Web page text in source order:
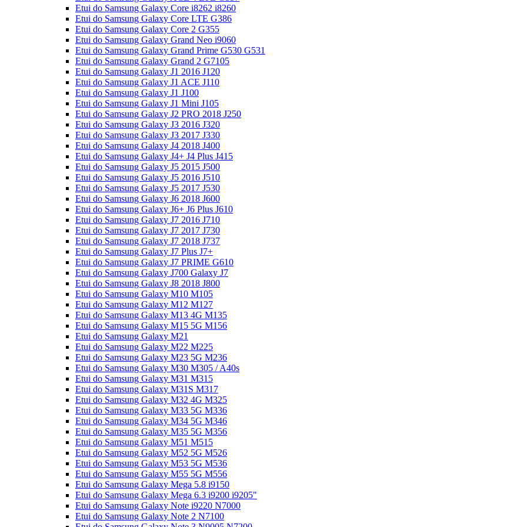
Etui do Samsung Galaxy Core i8262 i8260
Etui do Samsung Galaxy Core LTE G386
Etui do Samsung Galaxy Core 2 G355
Etui do Samsung Galaxy Grand Neo i9060
Etui do Samsung Galaxy Grand Prime G530 G531
Etui do Samsung Galaxy Grand 2 G7105
Etui do Samsung Galaxy J1 2016 J120
Etui do Samsung Galaxy J1 ACE J110
Etui do Samsung Galaxy J1 J100
Etui do Samsung Galaxy J1 Mini J105
Etui do Samsung Galaxy J2 PRO 2018 J250
Etui do Samsung Galaxy J3 2016 J320
Etui do Samsung Galaxy J3 2017 J330
Etui do Samsung Galaxy J4 2018 J400
Etui do Samsung Galaxy J4+ J4 Plus J415
Etui do Samsung Galaxy J5 2015 J500
Etui do Samsung Galaxy J5 2016 J510
Etui do Samsung Galaxy J5 2017 J530
Etui do Samsung Galaxy J6 2018 J600
Etui do Samsung Galaxy J6+ J6 Plus J610
Etui do Samsung Galaxy J7 2016 J710
Etui do Samsung Galaxy J7 2017 J730
Etui do Samsung Galaxy J7 2018 J737
Etui do Samsung Galaxy J7 Plus J7+
Etui do Samsung Galaxy J7 PRIME G610
Etui do Samsung Galaxy J700 Galaxy J7
Etui do Samsung Galaxy J8 2018 J800
Etui do Samsung Galaxy M10 M105
Etui do Samsung Galaxy M12 M127
Etui do Samsung Galaxy M13 4G M135
Etui do Samsung Galaxy M15 5G M156
Etui do Samsung Galaxy M21
Etui do Samsung Galaxy M22 M225
Etui do Samsung Galaxy M23 5G M236
Etui do Samsung Galaxy M30 M305 / A40s
Etui do Samsung Galaxy M31 M315
Etui do Samsung Galaxy M31S M317
Etui do Samsung Galaxy M32 4G M325
Etui do Samsung Galaxy M33 5G M336
Etui do Samsung Galaxy M34 5G M346
Etui do Samsung Galaxy M35 5G M356
Etui do Samsung Galaxy M51 M515
Etui do Samsung Galaxy M52 5G M526
Etui do Samsung Galaxy M53 5G M536
Etui do Samsung Galaxy M55 5G M556
Etui do Samsung Galaxy Mega 5.8 i9150
Etui do Samsung Galaxy Mega 6.3 i9200 i9205"
Etui do Samsung Galaxy Note i9220 N7000
Etui do Samsung Galaxy Note 2 N7100